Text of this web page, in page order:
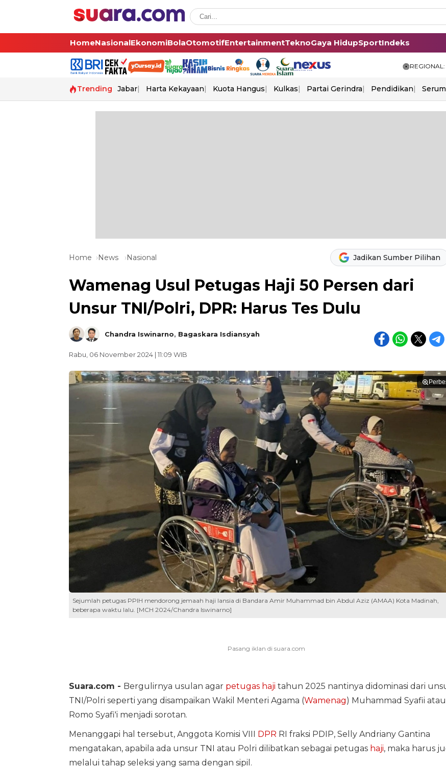
HomeNasionalEkonomiBolaOtomotifEntertainmentTeknoGaya HidupSportIndeks
REGIONAL:
Trending Jabar Harta Kekayaan Kuota Hangus Kulkas Partai Gerindra Pendidikan Serum
Home News Nasional Jadikan Sumber Pilihan
Wamenag Usul Petugas Haji 50 Persen dari
Unsur TNI/Polri, DPR: Harus Tes Dulu
Chandra Iswinarno, Bagaskara Isdiansyah
Rabu, 06 November 2024 | 11:09 WIB
Sejumlah petugas PPIH mendorong jemaah haji lansia di Bandara Amir Muhammad bin Abdul Aziz (AMAA) Kota Madinah,
beberapa waktu lalu. [MCH 2024/Chandra Iswinarno]
Suara.com - Bergulirnya usulan agar petugas haji tahun 2025 nantinya didominasi dari
TNI/Polri seperti yang disampaikan Wakil Menteri Agama (Wamenag) Muhammad Syafii atau
Romo Syafi'i menjadi sorotan.
Menanggapi hal tersebut, Anggota Komisi VIII DPR RI fraksi PDIP, Selly Andriany Gantina
mengatakan, apabila ada unsur TNI atau Polri dilibatkan sebagai petugas haji, maka harus
melalui tahap seleksi yang sama dengan sipil.